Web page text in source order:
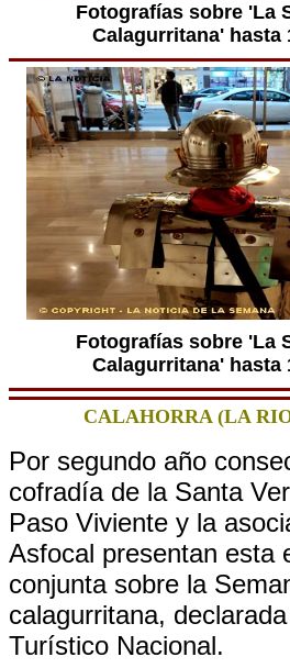
Fotografías sobre 'La
Calagurritana' hasta
Fotografías sobre 'La
Calagurritana' hasta
CALAHORRA (LA
Por segundo año
cofradía de la Santa
Paso Viviente y la
Asfocal presentan esta
conjunta sobre la
calagurritana,
Turístico Nacional.